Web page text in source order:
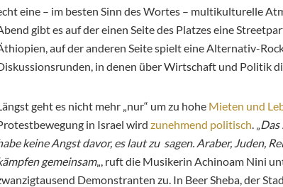
eine – im besten Sinn des Wortes – multikulturelle
gibt es auf der einen Seite des Platzes eine
auf der anderen Seite spielt eine Alternativ-
in denen über Wirtschaft und Politik
geht es nicht mehr „nur“ um zu hohe Mieten und
in Israel wird zunehmend politisch
keine Angst davor, es laut zu sagen. Araber, Juden,
gemeinsam„, ruft die Musikerin Achinoam Nini
Demonstranten zu. In Beer Sheba, der